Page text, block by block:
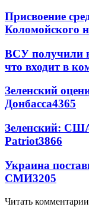
Присвоение
Коломойского
ВСУ получили
что входит в
Зеленский
Донбасса4365
Зеленский:
Patriot3866
Украина
СМИ3205
Читать комментарии